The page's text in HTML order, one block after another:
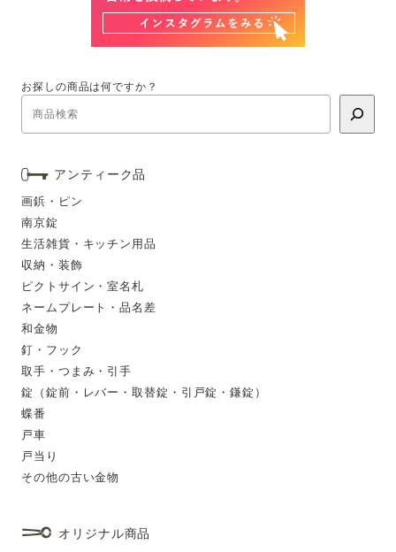
お探しの商品は何ですか？
アンティーク品
画鋲・ピン
南京錠
生活雑貨・キッチン用品
収納・装飾
ピクトサイン・室名札
ネームプレート・品名差
和金物
釘・フック
取手・つまみ・引手
錠（錠前・レバー・取替錠・引戸錠・鎌錠）
蝶番
戸車
戸当り
その他の古い金物
オリジナル商品